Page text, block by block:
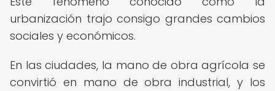
urbanización trajo consigo grandes cambios
sociales y económicos.
En las ciudades, la mano de obra agrícola se
convirtió en mano de obra industrial, y los